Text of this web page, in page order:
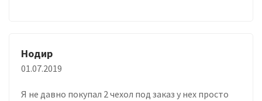
Нодир
01.07.2019
Я не давно покупал 2 чехол под заказ у нех просто